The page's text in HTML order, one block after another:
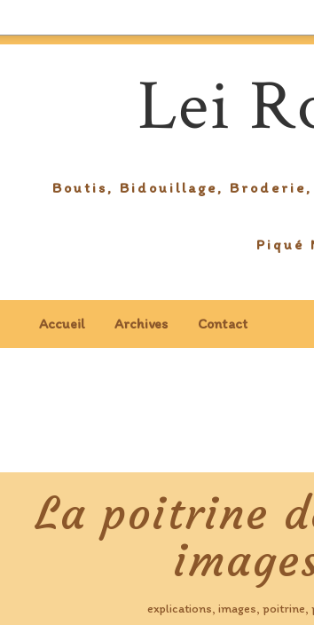
Lei
Boutis, Bidouillage,
Piqué
Accueil Archives Contact
La poitrine
explications, images, poitrine,